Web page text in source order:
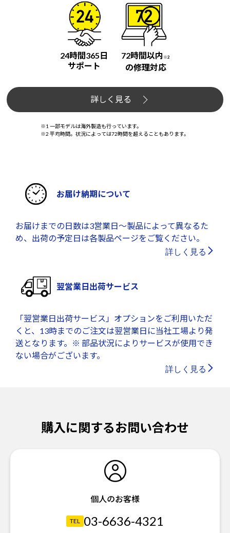
24時間365日
サポート
72時間以内 ※2
の修理対応
詳しく見る
※1 一部モデルは海外製造も行っています。
※2 平均時間。状況によっては72時間を超えることもあります。
お届け納期について
お届けまでの日数は3営業日～製品によって異なるた
め、出荷の予定日は各製品ページをご覧ください。
詳しく見る
翌営業日出荷サービス
「翌営業日出荷サービス」オプションをご利用いただ
くと、13時までのご注文は翌営業日に当社工場より発
送となります。※ 部品状況によりサービスが使用でき
ない場合がございます。
詳しく見る
購入に関するお問い合わせ
個人のお客様
TEL 03-6636-4321